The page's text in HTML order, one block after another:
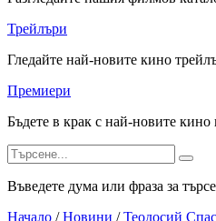
Трейлъри
Гледайте най-новите кино
Премиери
Бъдете в крак с най-новите
Въведете дума или фраза за
Начало / Новини / Теодосий